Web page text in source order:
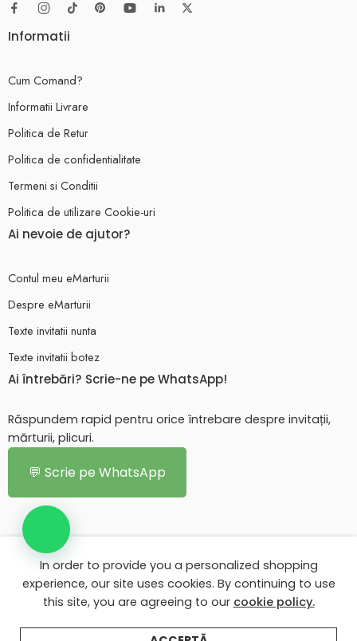
Informatii
Cum Comand?
Informatii Livrare
Politica de Retur
Politica de confidentialitate
Termeni si Conditii
Politica de utilizare Cookie-uri
Ai nevoie de ajutor?
Contul meu eMarturii
Despre eMarturii
Texte invitatii nunta
Texte invitatii botez
Ai întrebări? Scrie-ne pe WhatsApp!
Răspundem rapid pentru orice întrebare despre invitații,
mărturii, plicuri.
💬 Scrie pe WhatsApp
© 2026 - Toate drepturile rezervate. eMarturii.ro!
Contul meu eMarturii Despre eMarturii Texte invitatii nunta
In order to provide you a personalized shopping
experience, our site uses cookies. By continuing to use
this site, you are agreeing to our cookie policy.